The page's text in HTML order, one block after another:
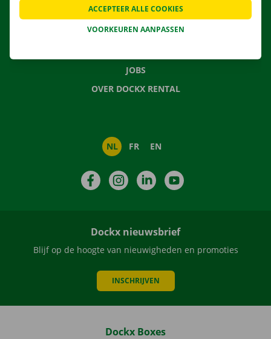
VEELGESTELDE VRAGEN
NIEUWS
JOBS
OVER DOCKX RENTAL
NL FR EN
FacebookInstagramLinkedIn
Dockx nieuwsbrief
Blijf op de hoogte van nieuwigheden en promoties
INSCHRIJVEN
Dockx Boxes
VOORKEUREN AANPASSEN
ACCEPTEER ALLE COOKIES